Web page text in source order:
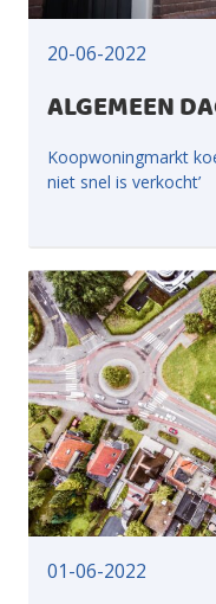
20-06-2022
ALGEMEEN
Koopwoningmarkt
niet snel is verkocht’
01-06-2022